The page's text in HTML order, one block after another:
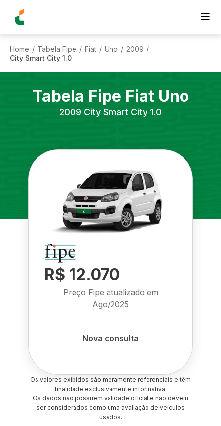
Home / Tabela Fipe / Fiat / Uno / 2009 /
City Smart City 1.0
Tabela Fipe Fiat Uno
2009 City Smart City 1.0
R$ 12.070
Preço Fipe atualizado em
Ago/2025
Nova consulta
Os valores exibidos são meramente referenciais e têm
finalidade exclusivamente informativa.
Os dados não possuem validade oficial e não devem
ser considerados como uma avaliação de veículos
usados.